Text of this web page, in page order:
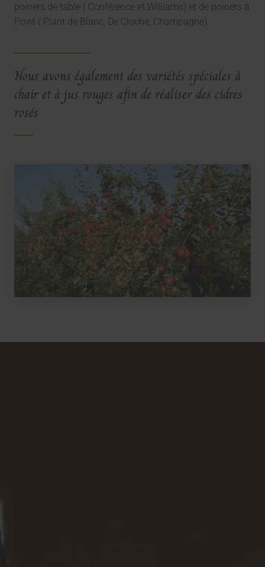
poiriers de table ( Conférence et Williams) et de poiriers à
Poiré ( Plant de Blanc, De Cloche, Champagne).
Nous avons également des variétés spéciales à
chair et à jus rouges afin de réaliser des cidres
rosés